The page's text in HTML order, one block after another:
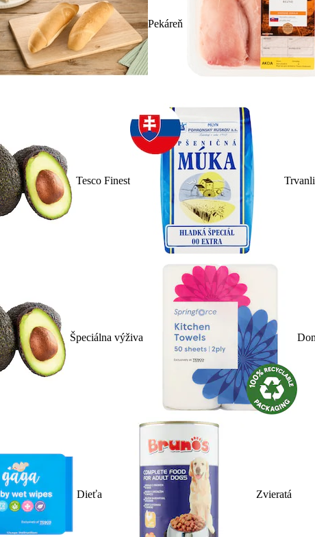
Pekáreň
Tesco Finest
Špeciálna výživa
Dieťa Zvieratá